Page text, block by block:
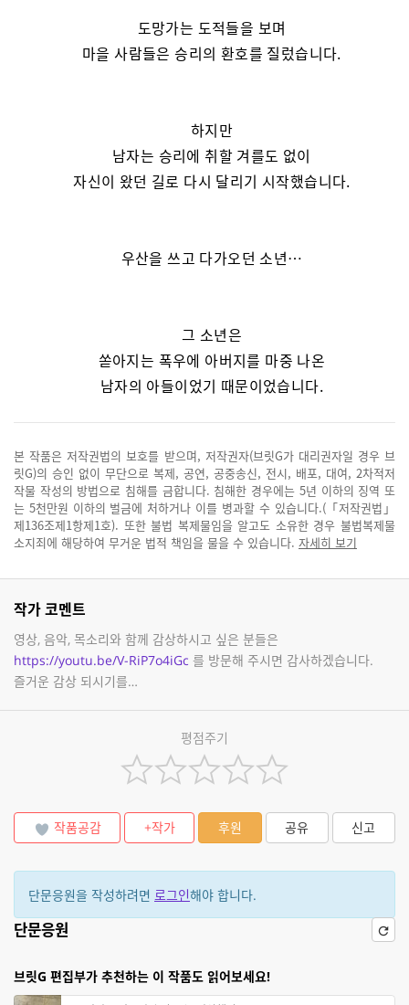
도망가는 도적들을 보며
마을 사람들은 승리의 환호를 질렀습니다.
하지만
남자는 승리에 취할 겨를도 없이
자신이 왔던 길로 다시 달리기 시작했습니다.
우산을 쓰고 다가오던 소년…
그 소년은
쏟아지는 폭우에 아버지를 마중 나온
남자의 아들이었기 때문이었습니다.
본 작품은 저작권법의 보호를 받으며, 저작권자(브릿G가 대리권자일 경우 브
릿G)의 승인 없이 무단으로 복제, 공연, 공중송신, 전시, 배포, 대여, 2차적저
작물 작성의 방법으로 침해를 금합니다. 침해한 경우에는 5년 이하의 징역 또
는 5천만원 이하의 벌금에 처하거나 이를 병과할 수 있습니다.(「저작권법」
제136조제1항제1호). 또한 불법 복제물임을 알고도 소유한 경우 불법복제물
소지죄에 해당하여 무거운 법적 책임을 물을 수 있습니다. 자세히 보기
작가 코멘트
영상, 음악, 목소리와 함께 감상하시고 싶은 분들은
https://youtu.be/V-RiP7o4iGc 를 방문해 주시면 감사하겠습니다.
즐거운 감상 되시기를…
평점주기
작품공감 +작가 후원 공유 신고
단문응원을 작성하려면 로그인해야 합니다.
단문응원
브릿G 편집부가 추천하는 이 작품도 읽어보세요!